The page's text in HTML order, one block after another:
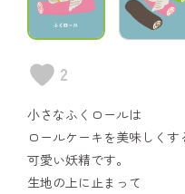
2
小さなふくロールは
ロールケーキを美味しくす
可愛い妖精です。
生地の上に止まって